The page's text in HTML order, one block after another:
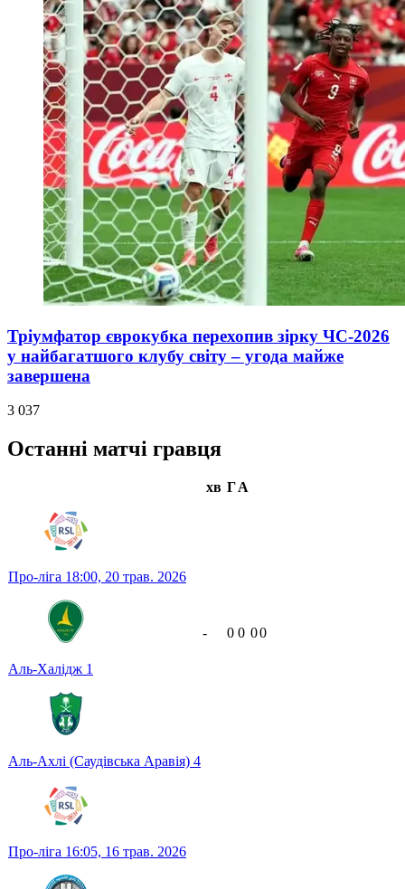
Тріумфатор єврокубка перехопив зірку ЧС-2026
у найбагатшого клубу світу – угода майже
завершена
3 037
Останні матчі гравця
хв ГА
Про-ліга 18:00, 20 трав. 2026
Аль-Халідж 1
Аль-Ахлі (Саудівська Аравія) 4
- 0 0 00
Про-ліга 16:05, 16 трав. 2026